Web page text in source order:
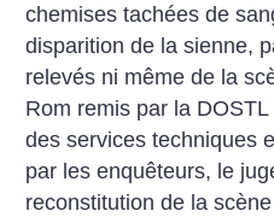
chemises tachées de
disparition de la sienne,
relevés ni même de la
Rom remis par la
des services techniques
par les enquêteurs, le
reconstitution de la